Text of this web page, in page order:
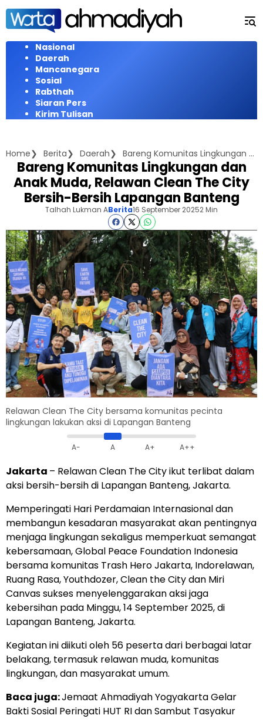
Langsung
konten
Nasional
Daerah
Mancanegara
Sosial
Rabthah
Siaran Pers
Kirim Tulisan
Home Berita Daerah Bareng Komunitas Lingkungan dan Anak Muda, Relawan Clean The City Bersih-Bersih Lapangan Banteng
Bareng Komunitas Lingkungan dan
Anak Muda, Relawan Clean The City
Bersih-Bersih Lapangan Banteng
Talhah Lukman ABerita16 September 20252 Min
Relawan Clean The City bersama komunitas pecinta
lingkungan lakukan aksi di Lapangan Banteng
A- A A+ A++
Jakarta – Relawan Clean The City ikut terlibat dalam
aksi bersih-bersih di Lapangan Banteng, Jakarta.
Memperingati Hari Perdamaian Internasional dan
membangun kesadaran masyarakat akan pentingnya
menjaga lingkungan sekaligus memperkuat semangat
kebersamaan, Global Peace Foundation Indonesia
bersama komunitas Trash Hero Jakarta, Indorelawan,
Ruang Rasa, Youthdozer, Clean the City dan Miri
Canvas sukses menyelenggarakan aksi jaga
kebersihan pada Minggu, 14 September 2025, di
Lapangan Banteng, Jakarta.
Kegiatan ini diikuti oleh 56 peserta dari berbagai latar
belakang, termasuk relawan muda, komunitas
lingkungan, dan masyarakat umum.
Baca juga:Jemaat Ahmadiyah Yogyakarta Gelar
Bakti Sosial Peringati HUT RI dan Sambut Tasyakur